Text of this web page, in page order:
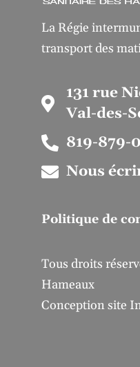
La Régie
transport des
131 rue
Val-des-
819-879-
Nous
Politique de
Tous droits
Hameaux
Conception site